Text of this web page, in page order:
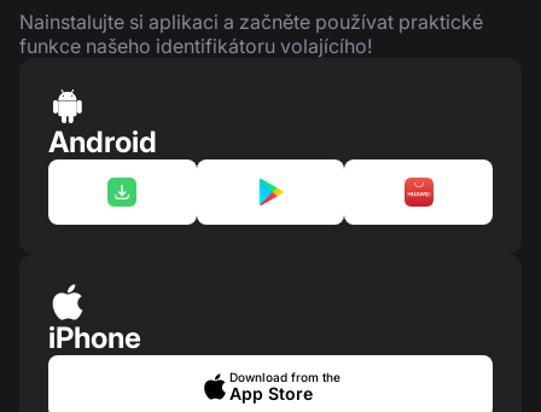
Nainstalujte si aplikaci a začněte používat praktické
funkce našeho identifikátoru volajícího!
Android
iPhone
Download from the
App Store